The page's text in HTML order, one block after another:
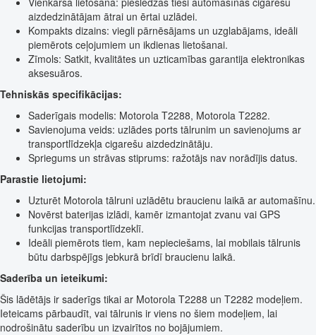
aizdedzinātājam ātrai un ērtai uzlādei.
Kompakts dizains: viegli pārnēsājams un uzglabājams, ideāli
piemērots ceļojumiem un ikdienas lietošanai.
Zīmols: Satkit, kvalitātes un uzticamības garantija elektronikas
aksesuāros.
Tehniskās specifikācijas:
Saderīgais modelis: Motorola T2288, Motorola T2282.
Savienojuma veids: uzlādes ports tālrunim un savienojums ar
transportlīdzekļa cigarešu aizdedzinātāju.
Spriegums un strāvas stiprums: ražotājs nav norādījis datus.
Parastie lietojumi:
Uzturēt Motorola tālruni uzlādētu braucienu laikā ar automašīnu.
Novērst baterijas izlādi, kamēr izmantojat zvanu vai GPS
funkcijas transportlīdzeklī.
Ideāli piemērots tiem, kam nepieciešams, lai mobilais tālrunis
būtu darbspējīgs jebkurā brīdī braucienu laikā.
Saderība un ieteikumi:
Šis lādētājs ir saderīgs tikai ar Motorola T2288 un T2282 modeļiem.
Ieteicams pārbaudīt, vai tālrunis ir viens no šiem modeļiem, lai
nodrošinātu saderību un izvairītos no bojājumiem.